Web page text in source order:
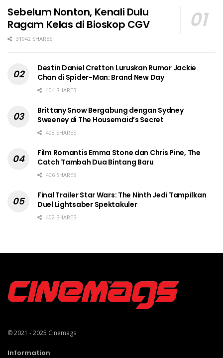
Sebelum Nonton, Kenali Dulu
Ragam Kelas di Bioskop CGV
31942 SHARES
Destin Daniel Cretton Luruskan Rumor Jackie
Chan di Spider-Man: Brand New Day
404 SHARES
Brittany Snow Bergabung dengan Sydney
Sweeney di The Housemaid’s Secret
403 SHARES
Film Romantis Emma Stone dan Chris Pine, The
Catch Tambah Dua Bintang Baru
406 SHARES
Final Trailer Star Wars: The Ninth Jedi Tampilkan
Duel Lightsaber Spektakuler
402 SHARES
© 2021 - 2025 Cinemags
Information